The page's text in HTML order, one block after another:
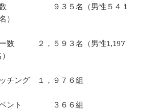
員数 ９３５名（男性５４１
）
ー数 ２，５９３名（男性1,197
チング １，９７６組
３６６組